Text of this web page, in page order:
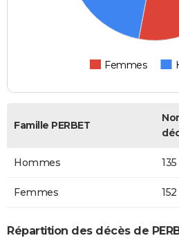
Femmes
Famille PERBET
Hommes 135
Femmes 152
Répartition des décès de